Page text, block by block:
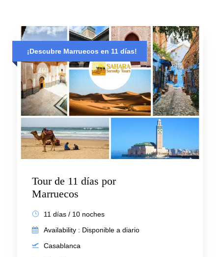
¡Descubre Marruecos en 11 días!
Tour de 11 días por
Marruecos
11 días / 10 noches
Availability : Disponible a diario
Casablanca